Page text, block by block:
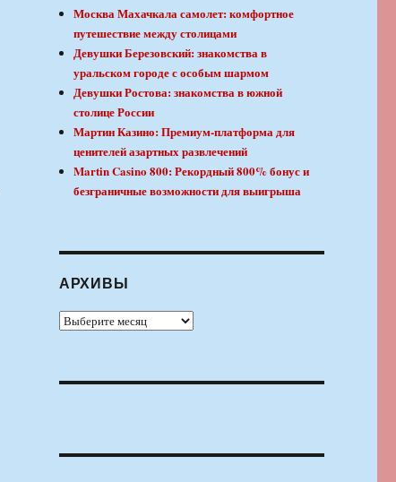
Москва Махачкала самолет: комфортное
путешествие между столицами
Девушки Березовский: знакомства в
уральском городе с особым шармом
Девушки Ростова: знакомства в южной
столице России
Мартин Казино: Премиум-платформа для
ценителей азартных развлечений
Martin Casino 800: Рекордный 800% бонус и
безграничные возможности для выигрыша
АРХИВЫ
Архивы